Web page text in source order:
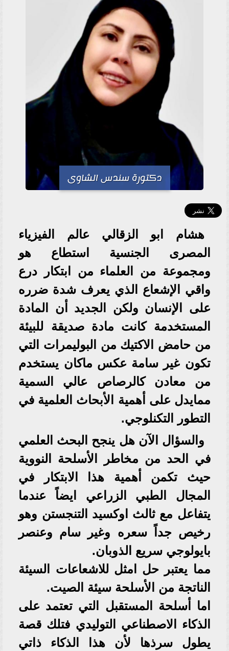
دكتورة سندس الشاوى
هشام ابو الزقالي عالم الفيزياء
المصرى الجنسية استطاع هو
ومجموعة من العلماء من ابتكار درع
واقي الإشعاع الذي يعرف شدة ضرره
على الإنسان ولكن الجديد أن المادة
المستخدمة كانت مادة صديقة للبيئة
من حامض الاكتيك من البوليمرات التي
تكون غير سامة عكس ماكان يستخدم
من معادن كالرصاص عالي السمية
ممايدل على أهمية الأبحاث العلمية في
التطور التكنلوجي.
والسؤال الآن هل ينجح البحث العلمي
في الحد من مخاطر الأسلحة النووية
حيث تكمن أهمية هذا الابتكار في
المجال الطبي الزراعي ايضاً عندما
يتفاعل مع ثالث اوكسيد التنجستن وهو
رخيص جداً سعره وغير سام وعنصر
بايولوجي سريع الذوبان.
مما يعتبر حل امثل للاشعاعات السيئة
الناتجة من الأسلحة سيئة الصيت.
اما أسلحة المستقبل التي تعتمد على
الذكاء الاصطناعي التوليدي فتلك قصة
يطول سرذها لأن هذا الذكاء ذاتي